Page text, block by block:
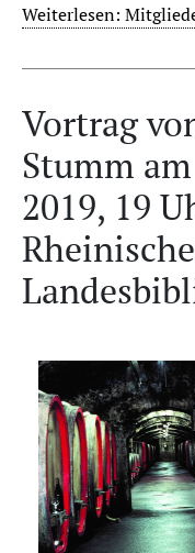
Weiterlesen:
Vortrag
Stumm
2019, 19